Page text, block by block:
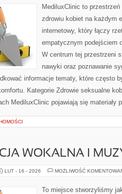
MediluxClinic to
zdrowiu kobiet na każdym
internetowy, który łączy
empatycznym podejściem
W centrum tej przestrzeni
nawyki oraz poznawanie
informacje tematy, które często
Kategorie Zdrowie seksualne
MediluxClinic pojawiają się
WOKALNA I
LUT - 16 - 2026 MOŻLIWOŚĆ
To miejsce stworzyliśmy